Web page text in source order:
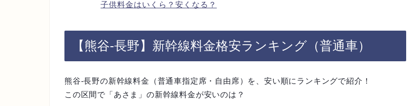
子供料金はいくら？安くなる？
【熊谷-長野】新幹線料金格安ランキング（普通車）
熊谷-長野の新幹線料金（普通車指定席・自由席）を、安い順にランキングで紹介！
この区間で「あさま」の新幹線料金が安いのは？